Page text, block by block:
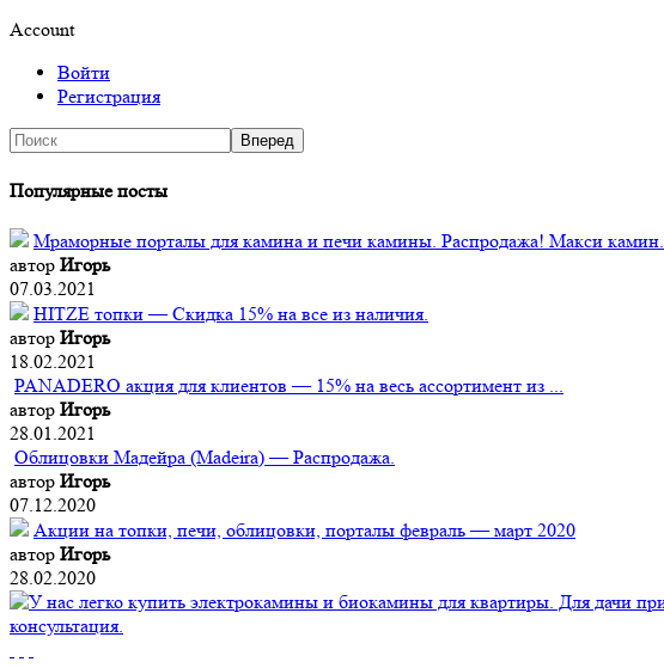
Account
Войти
Регистрация
Популярные посты
Мраморные порталы для камина и печи камины. Распродажа! Макси камин.
автор Игорь
07.03.2021
HITZE топки — Скидка 15% на все из наличия.
автор Игорь
18.02.2021
PANADERO акция для клиентов — 15% на весь ассортимент из ...
автор Игорь
28.01.2021
Облицовки Мадейра (Мadeira) — Распродажа.
автор Игорь
07.12.2020
Акции на топки, печи, облицовки, порталы февраль — март 2020
автор Игорь
28.02.2020